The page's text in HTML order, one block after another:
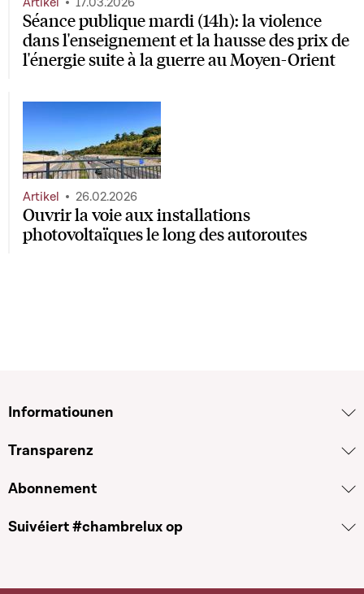
Séance publique mardi (14h): la violence
dans l'enseignement et la hausse des prix de
l'énergie suite à la guerre au Moyen-Orient
Ouvrir la voie aux installations
photovoltaïques le long des autoroutes
Artikel 26.02.2026
Informatiounen
Transparenz
Abonnement
Suivéiert #chambrelux op